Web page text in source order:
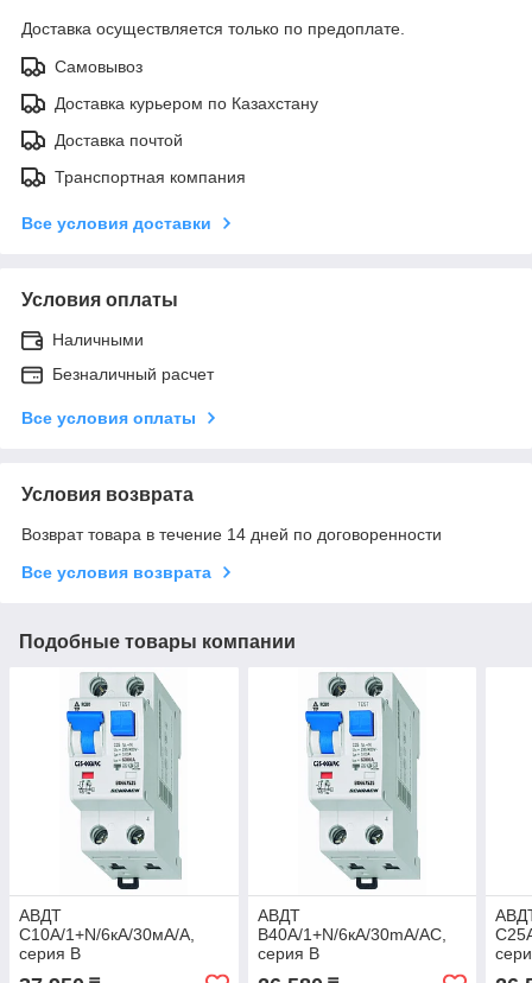
Доставка осуществляется только по предоплате.
Самовывоз
Доставка курьером по Казахстану
Доставка почтой
Транспортная компания
Все условия доставки
Условия оплаты
Наличными
Безналичный расчет
Все условия оплаты
Условия возврата
Возврат товара в течение 14 дней по договоренности
Все условия возврата
Подобные товары компании
АВДТ
C10А/1+N/6кА/30мА/A,
серия B
АВДТ
B40A/1+N/6кА/30mA/AC,
серия B